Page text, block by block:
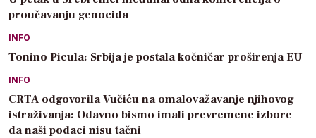
proučavanju genocida
INFO
Tonino Picula: Srbija je postala kočničar proširenja EU
INFO
CRTA odgovorila Vučiću na omalovažavanje njihovog
istraživanja: Odavno bismo imali prevremene izbore
da naši podaci nisu tačni